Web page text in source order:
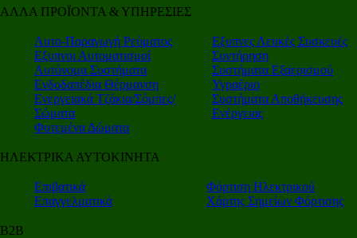
ΑΛΛΑ ΠΡΟΪΟΝΤΑ & ΥΠΗΡΕΣΙΕΣ
Αυτο-Παραγωγή Ρεύματος
Εξυπνοι Αυτοματισμοί
Αυτόνομα Συστήματα
Ενδοδαπέδια Θέρμανση
Ενεργειακά Τζάκια/Σόμπες/
Σώματα
Φυτεμένα Δώματα
Εξυπνες Λευκές Συσκευές
Συντήρηση
Συστήματα Εξαερισμού
Υγραέριο
Συστήματα Αποθήκευσης
Ενέργειας
ΗΛΕΚΤΡΙΚΑ ΑΥΤΟΚΙΝΗΤΑ
Επιβατικά
Επαγγελματικά
Φόρτιση Ηλεκτρικού
Χάρτης Σημείων Φόρτισης
Β2Β